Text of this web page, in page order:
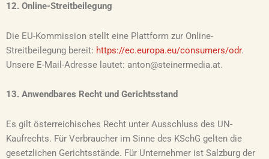
12. Online-Streitbeilegung
Die EU-Kommission stellt eine Plattform zur Online-
Streitbeilegung bereit: https://ec.europa.eu/consumers/odr.
Unsere E-Mail-Adresse lautet: anton@steinermedia.at.
13. Anwendbares Recht und Gerichtsstand
Es gilt österreichisches Recht unter Ausschluss des UN-
Kaufrechts. Für Verbraucher im Sinne des KSchG gelten die
gesetzlichen Gerichtsstände. Für Unternehmer ist Salzburg der